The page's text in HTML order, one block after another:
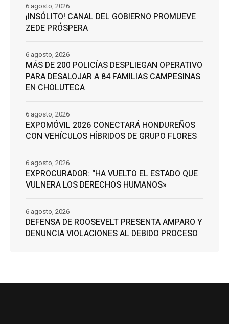
¡INSÓLITO! CANAL DEL GOBIERNO PROMUEVE
ZEDE PRÓSPERA
6 agosto, 2026
MÁS DE 200 POLICÍAS DESPLIEGAN OPERATIVO
PARA DESALOJAR A 84 FAMILIAS CAMPESINAS
EN CHOLUTECA
6 agosto, 2026
EXPOMÓVIL 2026 CONECTARÁ HONDUREÑOS
CON VEHÍCULOS HÍBRIDOS DE GRUPO FLORES
6 agosto, 2026
EXPROCURADOR: “HA VUELTO EL ESTADO QUE
VULNERA LOS DERECHOS HUMANOS»
6 agosto, 2026
DEFENSA DE ROOSEVELT PRESENTA AMPARO Y
DENUNCIA VIOLACIONES AL DEBIDO PROCESO
6 agosto, 2026